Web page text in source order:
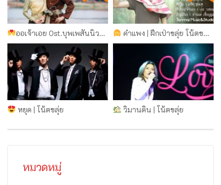
ออเจ้าเอย Ost.บุพเพสันนิวาส | ฝึกเป่าขลุ่ย โน้ตขลุ่ย แท้บขลุ่ย | ขลุ่ยไทยดอทคอม คำแพง | ฝึกเป่าขลุ่ย โน้ตขลุ่ย แท้บขลุ่ย | ขลุ่ยไทยดอทคอม
หยุด | โน้ตขลุ่ย วิมานดิน | โน้ตขลุ่ย
หมวดหมู่